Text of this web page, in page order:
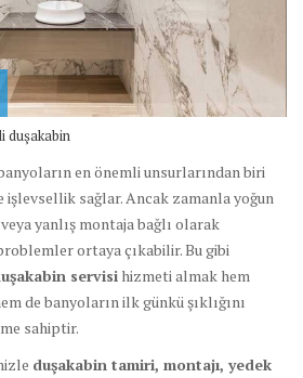
duşakabin
en önemli unsurlarından biri
sağlar. Ancak zamanla yoğun
yanlış montaja bağlı olarak
ortaya çıkabilir. Bu gibi
servisi hizmeti almak hem
de banyoların ilk günkü şıklığını
sahiptir.
duşakabin tamiri, montajı, yedek